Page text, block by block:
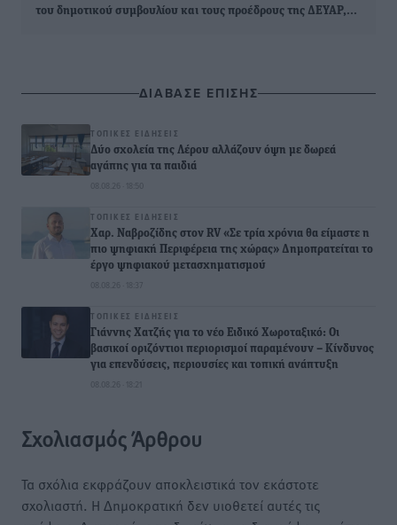
του δημοτικού συμβουλίου και τους προέδρους της ΔΕΥΑΡ,…
ΔΙΑΒΑΣΕ ΕΠΙΣΗΣ
ΤΟΠΙΚΈΣ ΕΙΔΉΣΕΙΣ
Δύο σχολεία της Λέρου αλλάζουν όψη με δωρεά
αγάπης για τα παιδιά
08.08.26 · 18:50
ΤΟΠΙΚΈΣ ΕΙΔΉΣΕΙΣ
Χαρ. Ναβροζίδης στον RV «Σε τρία χρόνια θα είμαστε η
πιο ψηφιακή Περιφέρεια της χώρας» Δημοπρατείται το
έργο ψηφιακού μετασχηματισμού
08.08.26 · 18:37
ΤΟΠΙΚΈΣ ΕΙΔΉΣΕΙΣ
Γιάννης Χατζής για το νέο Ειδικό Χωροταξικό: Οι
βασικοί οριζόντιοι περιορισμοί παραμένουν – Κίνδυνος
για επενδύσεις, περιουσίες και τοπική ανάπτυξη
08.08.26 · 18:21
Σχολιασμός Άρθρου
Τα σχόλια εκφράζουν αποκλειστικά τον εκάστοτε
σχολιαστή. Η Δημοκρατική δεν υιοθετεί αυτές τις